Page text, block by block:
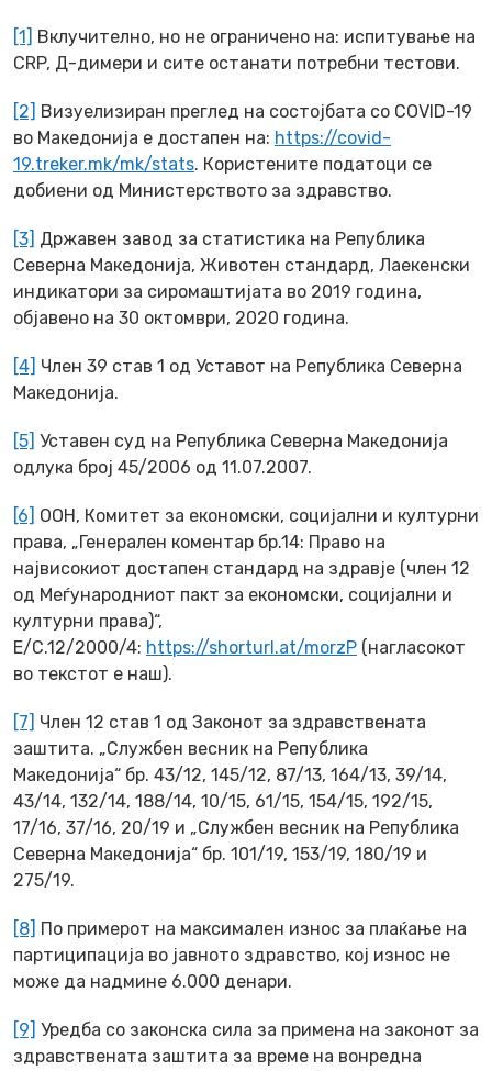
[1] Вклучително, но не ограничено на: испитување на
CRP, Д-димери и сите останати потребни тестови.
[2] Визуелизиран преглед на состојбата со COVID-19
во Македонија е достапен на: https://covid-
19.treker.mk/mk/stats. Користените податоци се
добиени од Министерството за здравство.
[3] Државен завод за статистика на Република
Северна Македонија, Животен стандард, Лаекенски
индикатори за сиромаштијата во 2019 година,
објавено на 30 октомври, 2020 година.
[4] Член 39 став 1 од Уставот на Република Северна
Македонија.
[5] Уставен суд на Република Северна Македонија
одлука број 45/2006 од 11.07.2007.
[6] ООН, Комитет за економски, социјални и културни
права, „Генерален коментар бр.14: Право на
највисокиот достапен стандард на здравје (член 12
од Меѓународниот пакт за економски, социјални и
културни права)“,
E/C.12/2000/4: https://shorturl.at/morzP (нагласокот
во текстот е наш).
[7] Член 12 став 1 од Законот за здравствената
заштита. „Службен весник на Република
Македонија“ бр. 43/12, 145/12, 87/13, 164/13, 39/14,
43/14, 132/14, 188/14, 10/15, 61/15, 154/15, 192/15,
17/16, 37/16, 20/19 и „Службен весник на Република
Северна Македонија“ бр. 101/19, 153/19, 180/19 и
275/19.
[8] По примерот на максимален износ за плаќање на
партиципација во јавното здравство, кој износ не
може да надмине 6.000 денари.
[9] Уредба со законска сила за примена на законот за
здравствената заштита за време на вонредна